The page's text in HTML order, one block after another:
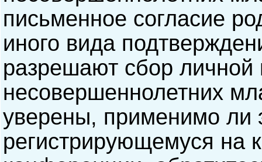
письменное согласие
иного вида
разрешают сбор
несовершеннолетних
уверены, применимо ли
регистрирующемуся на